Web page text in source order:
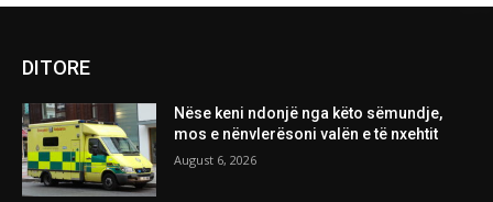
DITORE
Nëse keni ndonjë nga këto sëmundje,
mos e nënvlerësoni valën e të nxehtit
August 6, 2026